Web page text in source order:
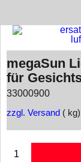
megaSun
für
33000900
zzgl. Versand kg